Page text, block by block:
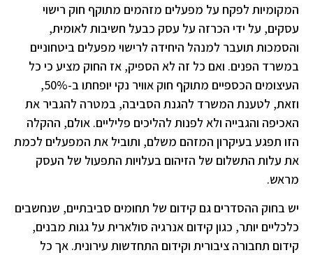
המקומיות לפקח על מפעלים מזהמים מתוקף חוק רישוי
עסקים, על ידי הכרזה על עסק כבעל חשיבות לאומית,
והסמכות תועבר למנהל היחידה לרישוי מפעלים ביטחוניים
במשרד הפנים. ואם כל זה לא הספיק, אז החוק מציע כי כל
העיצומים הכספיים מתוקף חוק אוויר נקי יופחתו ב-50%,
וזאת, לטענת המשרד להגנת הסביבה, במטרה להגביר את
האכיפה והגבייה ולא לפנות להליכים פליליים. אולם, ההקלה
הזו תפגע בעיקרון המזהם משלם, ותוביל את המפעלים לכמת
את עלות התשלום של הזיהום בעלויות התפעול של העסק
מראש.
יש בחוק ההסדרים גם קידום של תחומים סביבתיים, שנחשבים
כלכליים יותר, כגון קידום אנרגיה סולארית על גגות מבנים,
קידום תחבורה ציבורית וקידום התחדשות עירונית. אך כל